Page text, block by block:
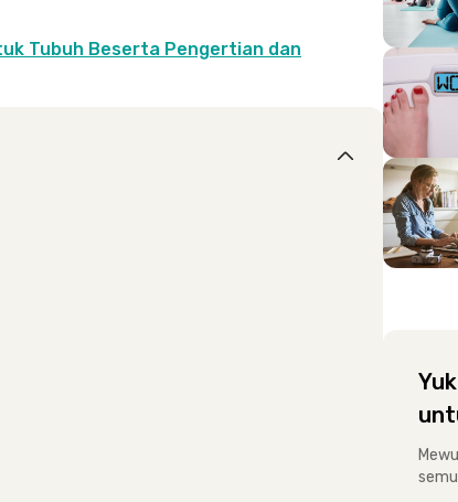
Tubuh Beserta Pengertian dan